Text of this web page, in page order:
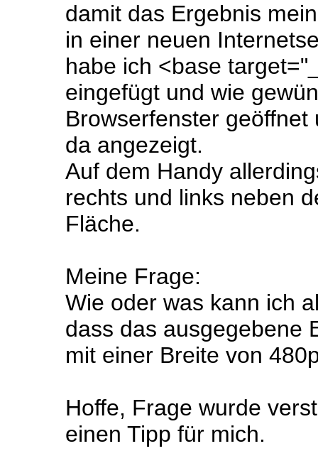
damit das Ergebnis
in einer neuen
habe ich <base
eingefügt und wie
Browserfenster
da angezeigt.
Auf dem Handy
rechts und links neben
Fläche.
Meine Frage:
Wie oder was kann ich
dass das ausgegebene
mit einer Breite von
Hoffe, Frage wurde
einen Tipp für mich.